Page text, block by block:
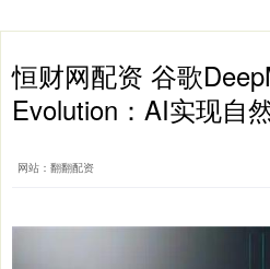
恒财网配资 谷歌
Evolution：AI实现自
网站：翻翻配资